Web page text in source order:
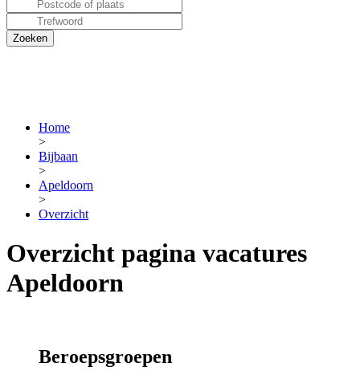
Home
>
Bijbaan
>
Apeldoorn
>
Overzicht
Overzicht pagina vacatures
Apeldoorn
Beroepsgroepen